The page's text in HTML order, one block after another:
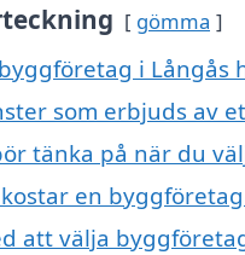
gömma
i Långås
som erbjuds av
tänka på när du
en
att välja